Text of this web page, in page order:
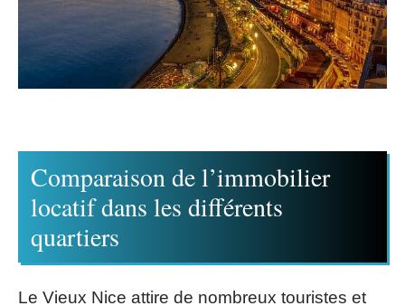
Comparaison de l’immobilier
locatif dans les différents
quartiers
Le Vieux Nice attire de nombreux touristes et